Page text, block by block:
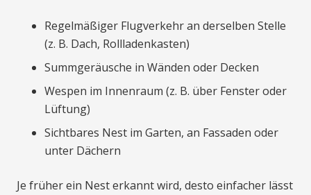
Regelmäßiger Flugverkehr an derselben Stelle
(z. B. Dach, Rollladenkasten)
Summgeräusche in Wänden oder Decken
Wespen im Innenraum (z. B. über Fenster oder
Lüftung)
Sichtbares Nest im Garten, an Fassaden oder
unter Dächern
Je früher ein Nest erkannt wird, desto einfacher lässt